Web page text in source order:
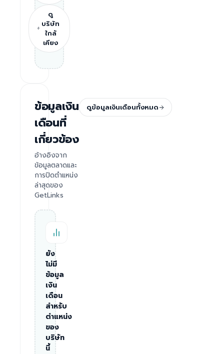
ดู
บริษัท
ใกล้
เคียง
ข้อมูลเงิน
เดือนที่
เกี่ยวข้อง
อ้างอิงจาก
ข้อมูลตลาดและ
การปิดตำแหน่ง
ล่าสุดของ
GetLinks
ดูข้อมูลเงินเดือนทั้งหมด
ยัง
ไม่มี
ข้อมูล
เงิน
เดือน
สำหรับ
ตำแหน่ง
ของ
บริษัท
นี้